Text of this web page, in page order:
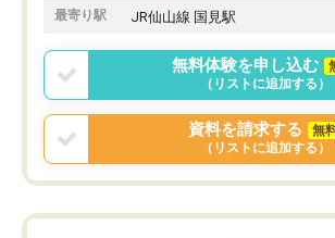
最寄り駅 JR仙山線 国見駅
無料体験を申し込む
（リストに追加する）
資料を請求する
無
（リストに追加する）